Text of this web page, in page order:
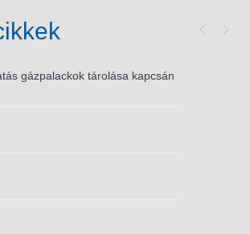
gázpalackok tárolása kapcsán